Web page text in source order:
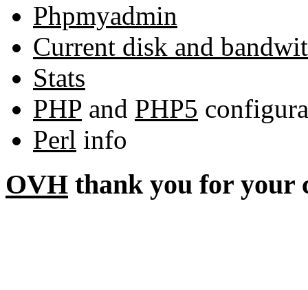
Phpmyadmin
Current disk and
Stats
PHP and PHP5
Perl info
OVH thank you for your